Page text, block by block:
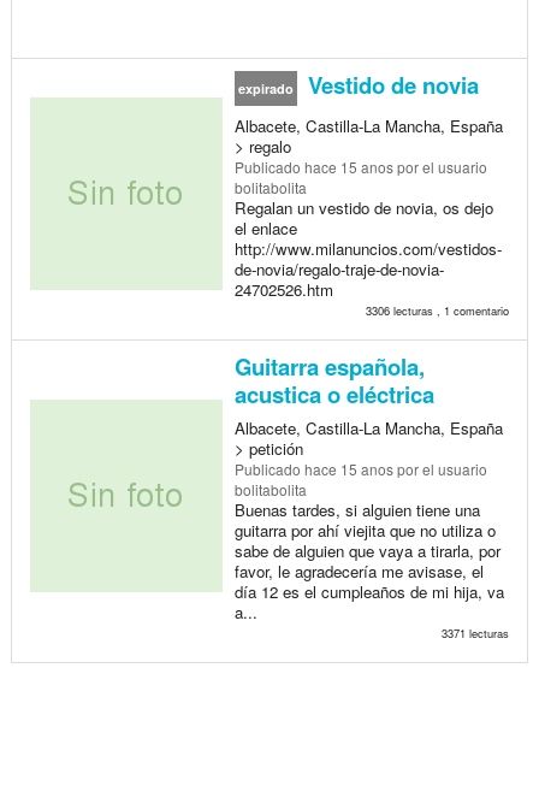
expirado Vestido de novia
Albacete, Castilla-La Mancha, España
> regalo
Publicado hace 15 anospor el usuario
bolitabolita
Regalan un vestido de novia, os dejo
el enlace
http://www.milanuncios.com/vestidos-
de-novia/regalo-traje-de-novia-
24702526.htm
3306 lecturas , 1 comentario
Guitarra española,
acustica o eléctrica
Albacete, Castilla-La Mancha, España
> petición
Publicado hace 15 anospor el usuario
bolitabolita
Buenas tardes, si alguien tiene una
guitarra por ahí viejita que no utiliza o
sabe de alguien que vaya a tirarla, por
favor, le agradecería me avisase, el
día 12 es el cumpleaños de mi hija, va
a...
3371 lecturas